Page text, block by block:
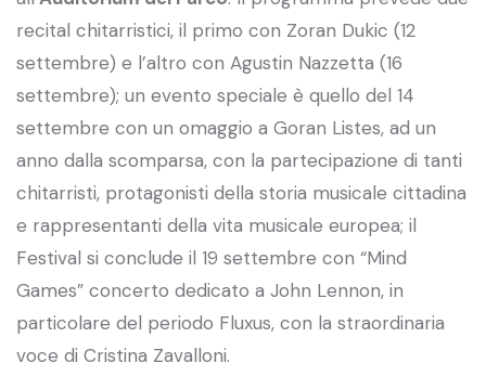
recital chitarristici, il primo con Zoran Dukic (12
settembre) e l’altro con Agustin Nazzetta (16
settembre); un evento speciale è quello del 14
settembre con un omaggio a Goran Listes, ad un
anno dalla scomparsa, con la partecipazione di tanti
chitarristi, protagonisti della storia musicale cittadina
e rappresentanti della vita musicale europea; il
Festival si conclude il 19 settembre con “Mind
Games” concerto dedicato a John Lennon, in
particolare del periodo Fluxus, con la straordinaria
voce di Cristina Zavalloni.